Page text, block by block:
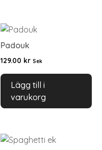
Padouk
129.00 kr Sek
Lägg till i
varukorg